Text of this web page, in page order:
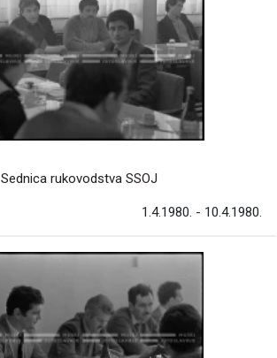
Sednica rukovodstva SSOJ
1.4.1980. - 10.4.1980.